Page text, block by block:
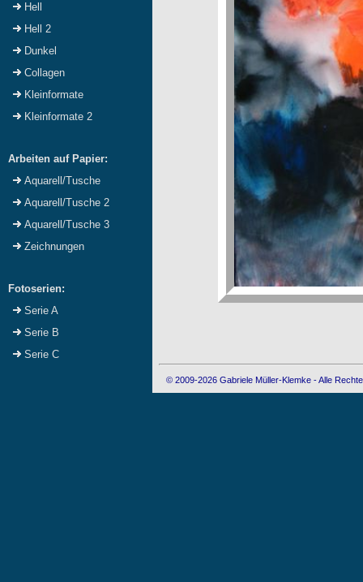
Hell
Hell 2
Dunkel
Collagen
Kleinformate
Kleinformate 2
Arbeiten auf Papier:
Aquarell/Tusche
Aquarell/Tusche 2
Aquarell/Tusche 3
Zeichnungen
Fotoserien:
Serie A
Serie B
Serie C
© 2009-2026 Gabriele Müller-Klemke - Alle